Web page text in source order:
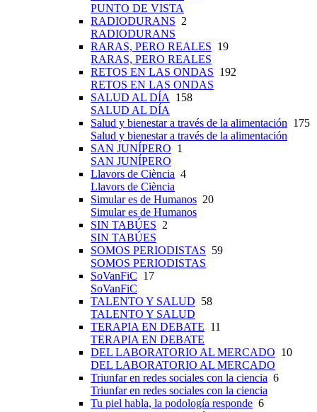
PUNTO DE VISTA
RADIODURANS 2
RADIODURANS
RARAS, PERO REALES 19
RARAS, PERO REALES
RETOS EN LAS ONDAS 192
RETOS EN LAS ONDAS
SALUD AL DÍA
158
SALUD AL DÍA
Salud y bienestar a través de la alimentación 175
Salud y bienestar a través de la alimentación
SAN JUNÍPERO 1
SAN JUNÍPERO
Llavors de Ciència 4
Llavors de Ciència
Simular es de Humanos 20
Simular es de Humanos
SIN TABÚES 2
SIN TABÚES
SOMOS PERIODISTAS 59
SOMOS PERIODISTAS
SoVanFiC 17
SoVanFiC
TALENTO Y SALUD 58
TALENTO Y SALUD
TERAPIA EN DEBATE 11
TERAPIA EN DEBATE
DEL LABORATORIO AL MERCADO 10
DEL LABORATORIO AL MERCADO
Triunfar en redes sociales con la ciencia 6
Triunfar en redes sociales con la ciencia
Tu piel habla, la podología responde 6